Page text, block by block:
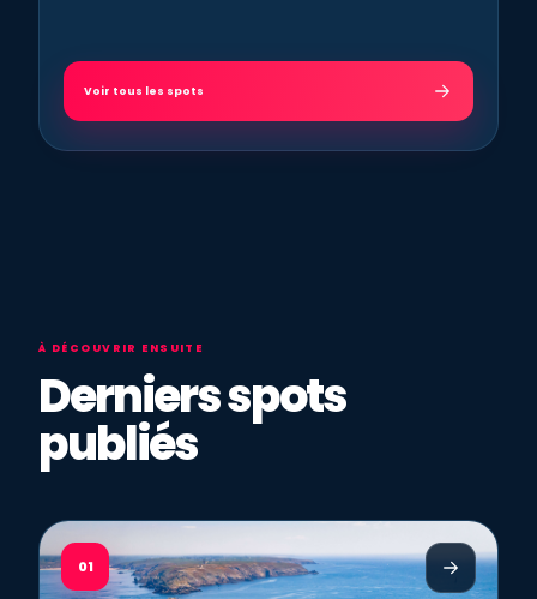
Voir tous les spots
À DÉCOUVRIR ENSUITE
Derniers spots
publiés
01